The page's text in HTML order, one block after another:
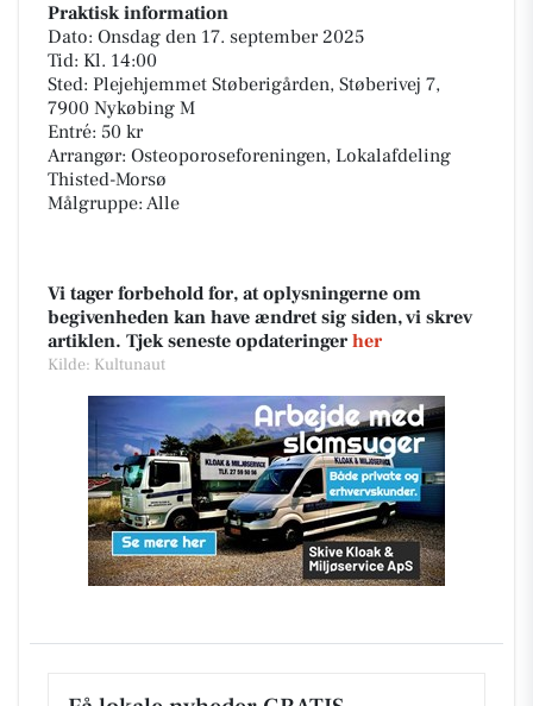
Praktisk information
Dato: Onsdag den 17. september 2025
Tid: Kl. 14:00
Sted: Plejehjemmet Støberigården, Støberivej 7,
7900 Nykøbing M
Entré: 50 kr
Arrangør: Osteoporoseforeningen, Lokalafdeling
Thisted-Morsø
Målgruppe: Alle
Vi tager forbehold for, at oplysningerne om
begivenheden kan have ændret sig siden, vi skrev
artiklen. Tjek seneste opdateringer her
Kilde: Kultunaut